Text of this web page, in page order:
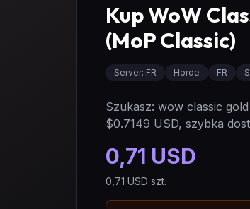
Kup WoW
(MoP Classic)
Server: FR Horde FR
Szukasz: wow classic
$0.7149 USD, szybka
0,71 USD
0,71 USD szt.